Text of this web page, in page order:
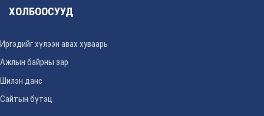
ХОЛБООСУУД
Иргэдийг хүлээн авах хуваарь
Ажлын байрны зар
Шилэн данс
Сайтын бүтэц